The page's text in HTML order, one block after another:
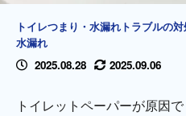
トイレつまり・水漏れトラブルの
水漏れ
2025.08.28
2025.09.06
トイレットペーパーが原因